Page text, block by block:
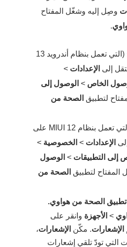
وصِل إليه وشغّل المفتاح
.
في هواتف سامسونج (التي تعمل بنظام أندرويد 13
إلى الإعدادات >
الخاص > الوصول إلى
لتطبيق الصحة من
في هواتف شاومي (التي تعمل بنظام MIUI 12 على
الإعدادات > الخصوصية >
إلى التطبيقات > الوصول
المفتاح لتطبيق الصحة من
الصحة من هواوي.
> الأجهزة وانقر على
الإشعارات. مكّن الإشعارات،
التي تودّ تلقي إشعارات